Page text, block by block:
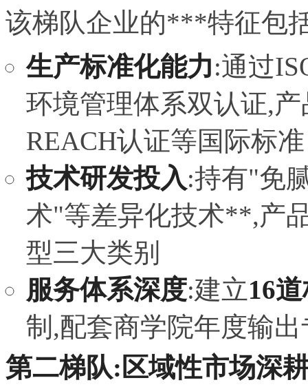
该梯队企业的***特征包
生产标准化能力:通过
环境管理体系双认证,
REACH认证等国际标准
技术研发投入:持有"免
术"等差异化技术**,产
型三大类别
服务体系深度:建立16
制,配套商学院年度输
第二梯队:区域性市场深